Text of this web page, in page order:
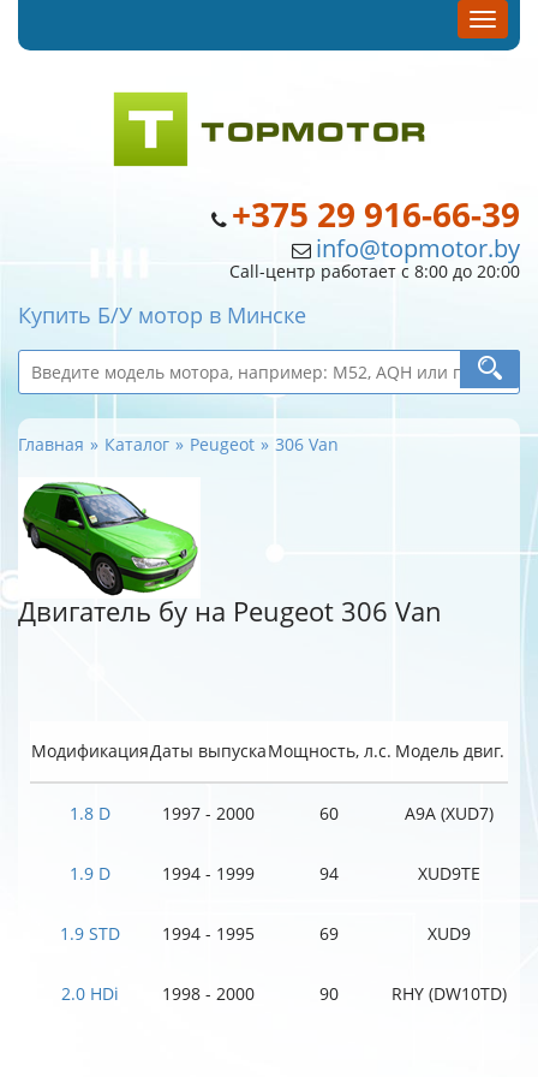
+375 29 916-66-39
info@topmotor.by
Call-центр работает с 8:00 до 20:00
Купить Б/У мотор в Минске
Главная Каталог Peugeot 306 Van
Двигатель бу на Peugeot 306 Van
МодификацияДаты выпускаМощность, л.с. Модель двиг.
1.8 D 1997 - 2000 60 A9A (XUD7)
1.9 D 1994 - 1999 94 XUD9TE
1.9 STD 1994 - 1995 69 XUD9
2.0 HDi 1998 - 2000 90 RHY (DW10TD)